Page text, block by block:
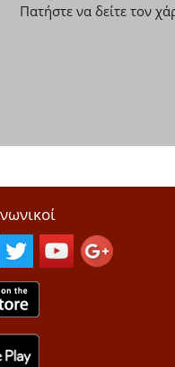
Πατήστε να δείτε τον